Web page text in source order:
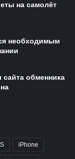
на самолёт
необходимым
обменника
iPhone